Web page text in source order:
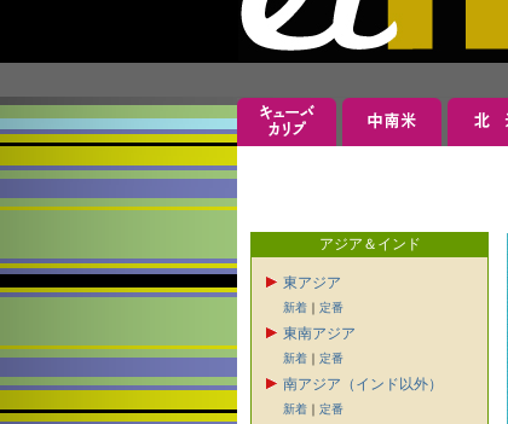
アジア＆インド
東アジア
新着 ｜ 定番
東南アジア
新着 ｜ 定番
南アジア（インド以外）
新着 ｜ 定番